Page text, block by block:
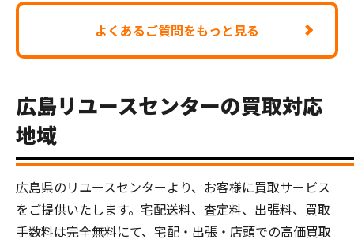
よくあるご質問をもっと見る
広島リユースセンターの買取対応
地域
広島県のリユースセンターより、お客様に買取サービス
をご提供いたします。宅配送料、査定料、出張料、買取
手数料は完全無料にて、宅配・出張・店頭での高価買取